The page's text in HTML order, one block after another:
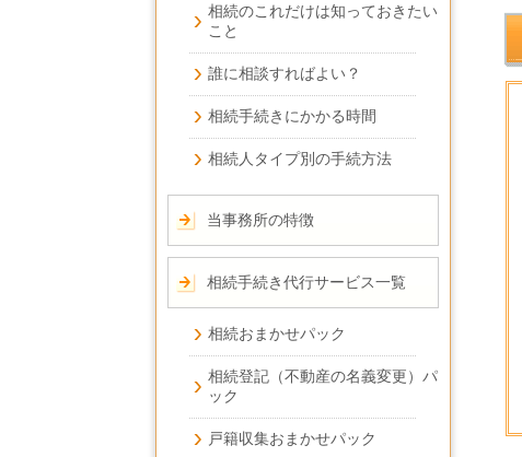
相続のこれだけは知っておきたい
こと
誰に相談すればよい？
相続手続きにかかる時間
相続人タイプ別の手続方法
当事務所の特徴
相続手続き代行サービス一覧
相続おまかせパック
相続登記（不動産の名義変更）パ
ック
戸籍収集おまかせパック